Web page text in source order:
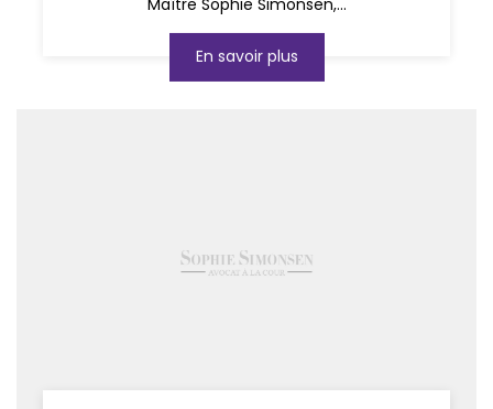
Maître Sophie Simonsen,...
En savoir plus